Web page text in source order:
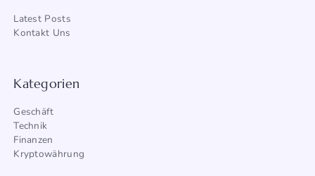
Latest Posts
Kontakt Uns
Kategorien
Geschäft
Technik
Finanzen
Kryptowährung